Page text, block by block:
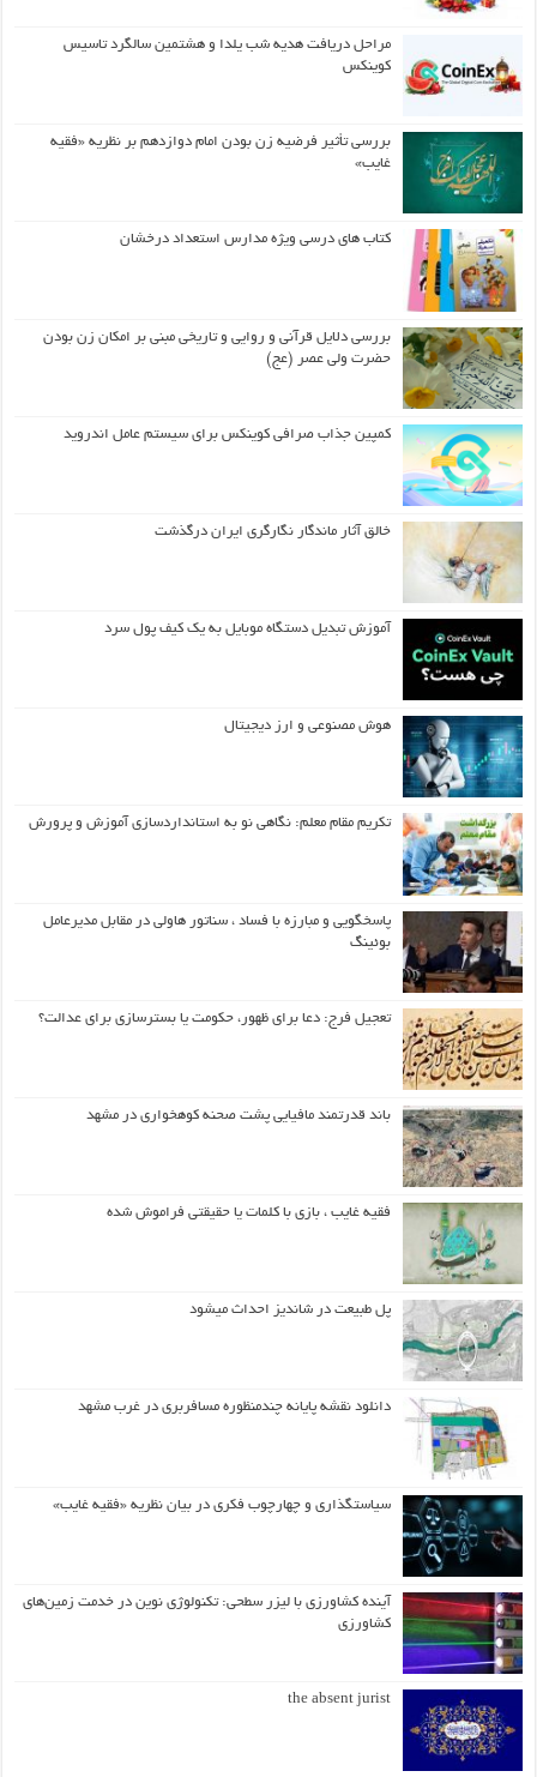
مراحل دریافت هدیه شب یلدا و هشتمین سالگرد تاسیس
کوینکس
بررسی تأثیر فرضیه زن بودن امام دوازدهم بر نظریه «فقیه
غایب»
کتاب های درسی ویژه مدارس استعداد درخشان
بررسی دلایل قرآنی و روایی و تاریخی مبنی بر امکان زن بودن
حضرت ولی عصر (عج)
کمپین جذاب صرافی کوینکس برای سیستم عامل اندروید
خالق آثار ماندگار نگارگری ایران درگذشت
آموزش تبدیل دستگاه موبایل به یک کیف‌ پول سرد
هوش مصنوعی و ارز دیجیتال
تکریم مقام معلم: نگاهی نو به استانداردسازی آموزش و پرورش
پاسخگویی و مبارزه با فساد ، سناتور هاولی در مقابل مدیرعامل
بوئینگ
تعجیل فرج: دعا برای ظهور، حکومت یا بسترسازی برای عدالت؟
باند قدرتمند مافیایی پشت صحنه کوهخواری در مشهد
فقیه غایب ، بازی با کلمات یا حقیقتی فراموش شده
پل طبیعت در شاندیز احداث میشود
دانلود نقشه پایانه چندمنظوره مسافربری در غرب مشهد
سیاستگذاری و چهارچوب فکری در بیان نظریه «فقیه غایب»
آینده کشاورزی با لیزر سطحی: تکنولوژی نوین در خدمت زمین‌های
کشاورزی
the absent jurist